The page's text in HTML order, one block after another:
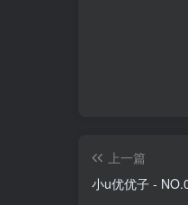
上一篇
小u优优子 -